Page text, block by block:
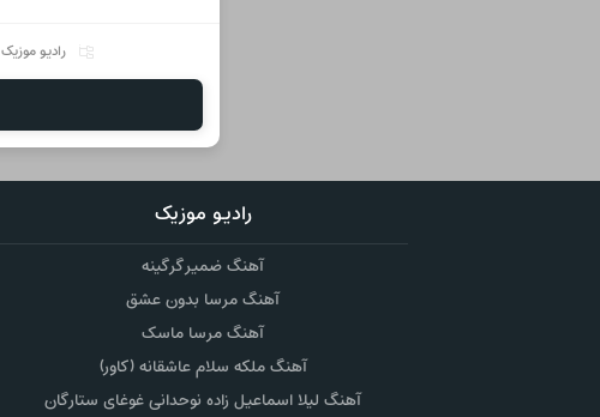
رادیو موزیک
رادیو موزیک
آهنگ ضمیر گرگینه
آهنگ مرسا بدون عشق
آهنگ مرسا ماسک
آهنگ ملکه سلام عاشقانه (کاور)
آهنگ لیلا اسماعیل زاده نوحدانی غوغای ستارگان